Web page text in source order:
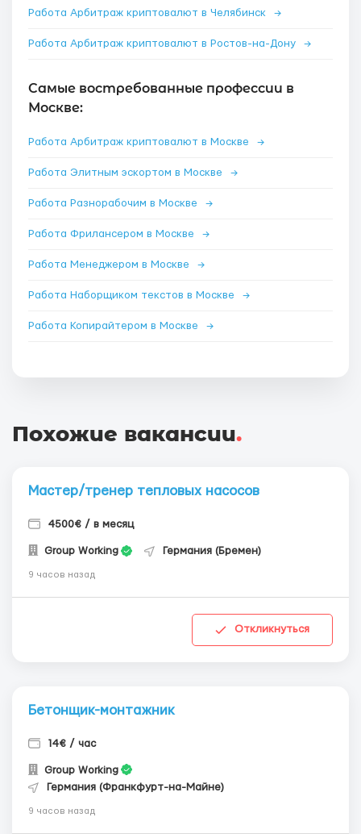
Работа Арбитраж криптовалют в Челябинск →
Работа Арбитраж криптовалют в Ростов-на-Дону →
Самые востребованные профессии в
Москве:
Работа Арбитраж криптовалют в Москве →
Работа Элитным эскортом в Москве →
Работа Разнорабочим в Москве →
Работа Фрилансером в Москве →
Работа Менеджером в Москве →
Работа Наборщиком текстов в Москве →
Работа Копирайтером в Москве →
Похожие вакансии.
Мастер/тренер тепловых насосов
4500€ / в месяц
Group Working Германия (Бремен)
9 часов назад
Откликнуться
Бетонщик-монтажник
14€ / час
Group Working
Германия (Франкфурт-на-Майне)
9 часов назад